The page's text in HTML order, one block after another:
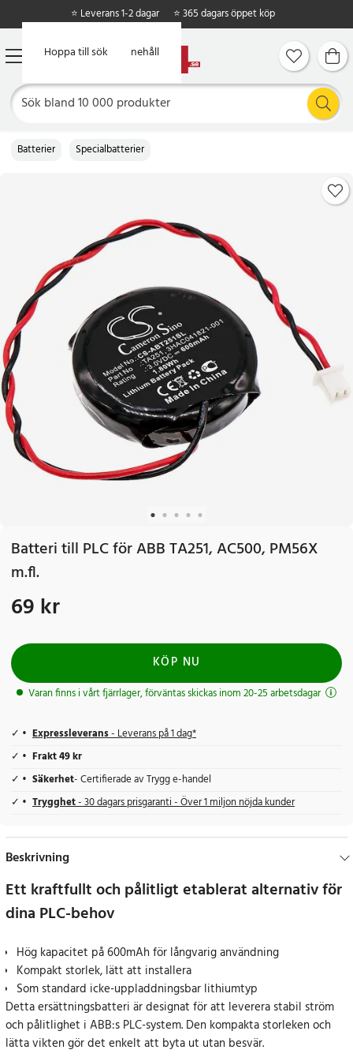
Hoppa till huvudinnehåll
Hoppa till sök
⭐ Leverans 1-2 dagar ⭐ 365 dagars öppet köp
Batterier Specialbatterier
Batteri till PLC för ABB TA251, AC500, PM56X
m.fl.
Pris: 69 kr
69 kr
KÖP NU
Varan finns i vårt fjärrlager, förväntas skickas inom 20-25 arbetsdagar
Expressleverans- Leverans på 1 dag*
Frakt 49 kr
Säkerhet- Certifierade av Trygg e-handel
Trygghet- 30 dagars prisgaranti - Över 1 miljon nöjda kunder
Beskrivning
Ett kraftfullt och pålitligt etablerat alternativ för
dina PLC-behov
Hög kapacitet på 600mAh för långvarig användning
Kompakt storlek, lätt att installera
Som standard icke-uppladdningsbar lithiumtyp
Detta ersättningsbatteri är designat för att leverera stabil ström
och pålitlighet i ABB:s PLC-system. Den kompakta storleken och
lätta vikten gör det enkelt att byta ut utan besvär.